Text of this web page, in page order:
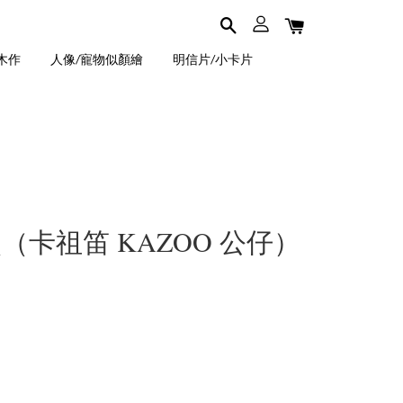
作 人像/寵物似顏繪 明信片/小卡片
卡祖笛 KAZOO 公仔）